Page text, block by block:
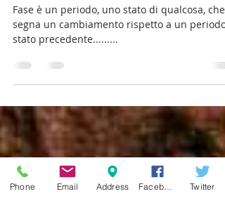
Velia Littera
9 nov 2020
Tempo di lettura: 2 min
FASE UNO
Fase è un periodo, uno stato di qualcosa, che
segna un cambiamento rispetto a un periodo
Phone Email Address Twitter